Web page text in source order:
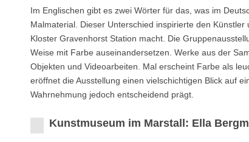
Im Englischen gibt es zwei Wörter für das, was im
Malmaterial. Dieser Unterschied inspirierte den
Kloster Gravenhorst Station macht. Die
Weise mit Farbe auseinandersetzen. Werke aus der
Objekten und Videoarbeiten. Mal erscheint Farbe als
eröffnet die Ausstellung einen vielschichtigen Blick auf
Wahrnehmung jedoch entscheidend prägt.
Kunstmuseum im Marstall: Ella